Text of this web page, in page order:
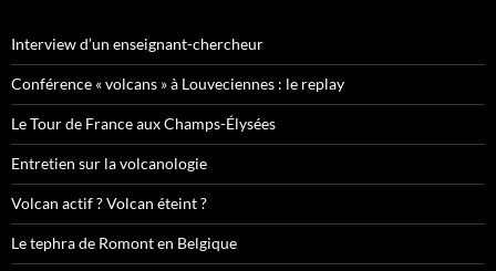
Interview d’un enseignant-chercheur
Conférence « volcans » à Louveciennes : le replay
Le Tour de France aux Champs-Élysées
Entretien sur la volcanologie
Volcan actif ? Volcan éteint ?
Le tephra de Romont en Belgique